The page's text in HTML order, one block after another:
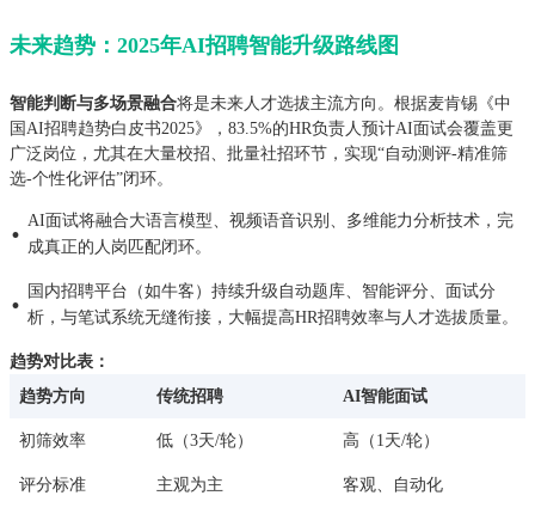
未来趋势：2025年AI招聘智能升级路线图
智能判断与多场景融合将是未来人才选拔主流方向。根据麦肯锡《中
国AI招聘趋势白皮书2025》，83.5%的HR负责人预计AI面试会覆盖更
广泛岗位，尤其在大量校招、批量社招环节，实现“自动测评-精准筛
选-个性化评估”闭环。
· AI面试将融合大语言模型、视频语音识别、多维能力分析技术，完
成真正的人岗匹配闭环。
·
国内招聘平台（如牛客）持续升级自动题库、智能评分、面试分
析，与笔试系统无缝衔接，大幅提高HR招聘效率与人才选拔质量。
趋势对比表：
趋势方向
传统招聘 AI智能面试
初筛效率 低（3天/轮） 高（1天/轮）
评分标准 主观为主 客观、自动化